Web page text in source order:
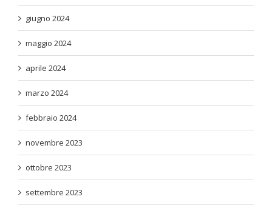
giugno 2024
maggio 2024
aprile 2024
marzo 2024
febbraio 2024
novembre 2023
ottobre 2023
settembre 2023